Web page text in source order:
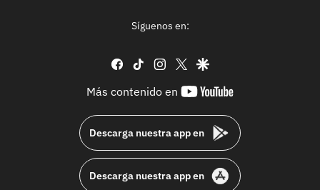
Síguenos en:
facebook
tiktok instagram
twittergoogle
Más contenido en
youtube-
Descarga nuestra app en
Descarga nuestra app en